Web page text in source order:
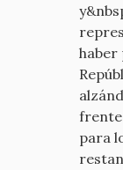
haber
frente
para